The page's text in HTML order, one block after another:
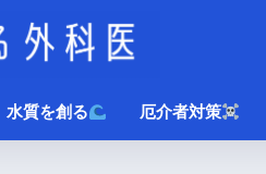
水質を創る 厄介者対策